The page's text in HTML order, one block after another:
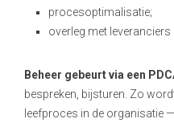
procesoptimalisatie;
overleg met
Beheer gebeurt via een
bespreken, bijsturen. Zo
leefproces in de organisatie